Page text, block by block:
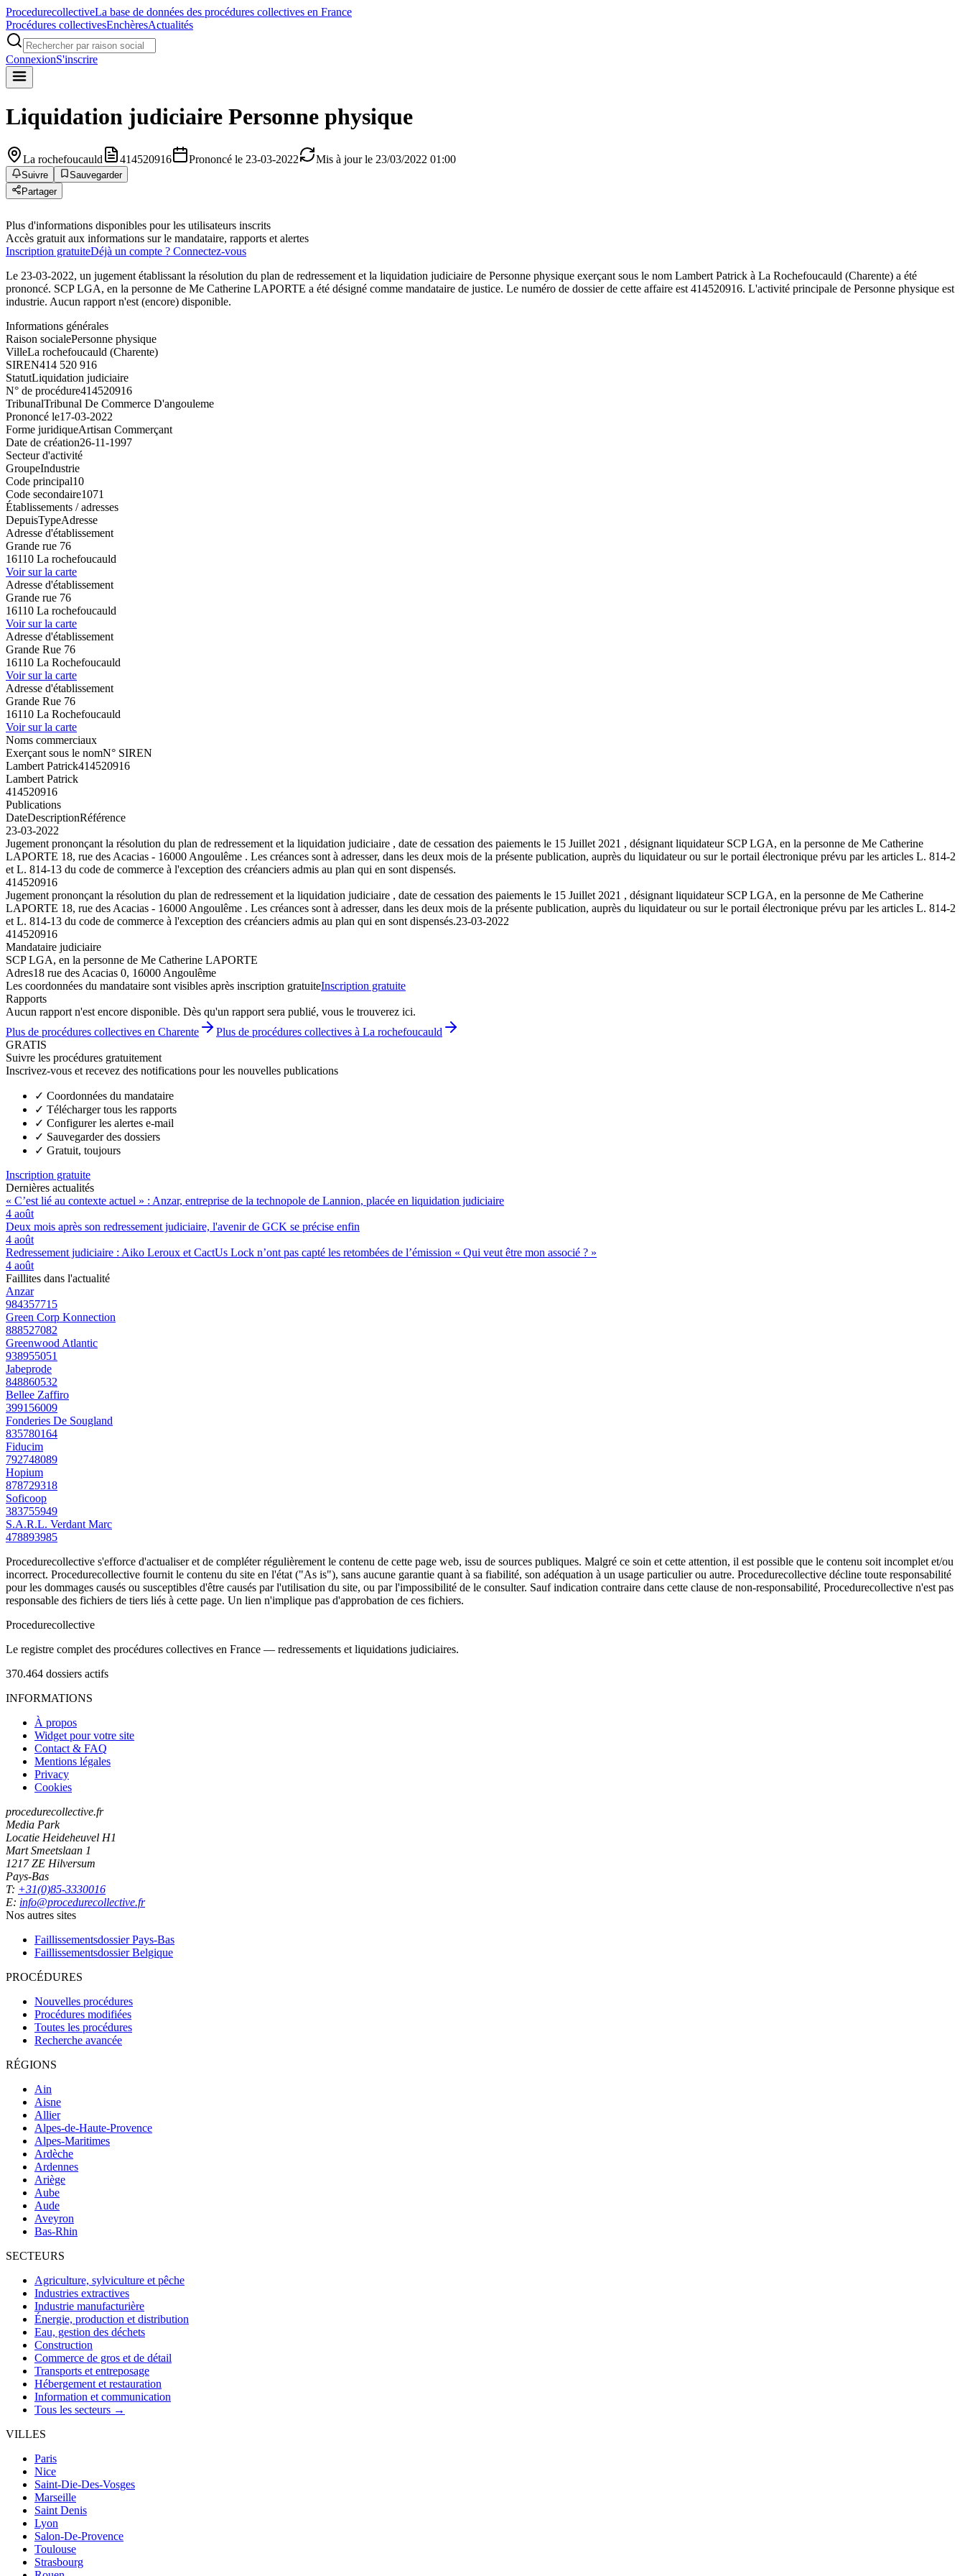
ProcedurecollectiveLa base de données des procédures collectives en France
Procédures collectivesEnchèresActualités
ConnexionS'inscrire
Liquidation judiciaire Personne physique
La rochefoucauld 414520916 Prononcé le 23-03-2022 Mis à jour le 23/03/2022 01:00
Suivre
Sauvegarder
Partager
Plus d'informations disponibles pour les utilisateurs inscrits
Accès gratuit aux informations sur le mandataire, rapports et alertes
Inscription gratuiteDéjà un compte ? Connectez-vous
Le 23-03-2022, un jugement établissant la résolution du plan de redressement et la liquidation judiciaire de Personne physique exerçant sous le nom Lambert Patrick à La Rochefoucauld (Charente) a été
prononcé. SCP LGA, en la personne de Me Catherine LAPORTE a été désigné comme mandataire de justice. Le numéro de dossier de cette affaire est 414520916. L'activité principale de Personne physique est
industrie. Aucun rapport n'est (encore) disponible.
Informations générales
Raison socialePersonne physique
VilleLa rochefoucauld (Charente)
SIREN414 520 916
StatutLiquidation judiciaire
N° de procédure414520916
TribunalTribunal De Commerce D'angouleme
Prononcé le17-03-2022
Forme juridiqueArtisan Commerçant
Date de création26-11-1997
Secteur d'activité
GroupeIndustrie
Code principal10
Code secondaire1071
Établissements / adresses
DepuisTypeAdresse
Adresse d'établissement
Grande rue 76
16110 La rochefoucauld
Voir sur la carte
Adresse d'établissement
Grande rue 76
16110 La rochefoucauld
Voir sur la carte
Adresse d'établissement
Grande Rue 76
16110 La Rochefoucauld
Voir sur la carte
Adresse d'établissement
Grande Rue 76
16110 La Rochefoucauld
Voir sur la carte
Noms commerciaux
Exerçant sous le nomN° SIREN
Lambert Patrick414520916
Lambert Patrick
414520916
Publications
DateDescriptionRéférence
23-03-2022
Jugement prononçant la résolution du plan de redressement et la liquidation judiciaire , date de cessation des paiements le 15 Juillet 2021 , désignant liquidateur SCP LGA, en la personne de Me Catherine
LAPORTE 18, rue des Acacias - 16000 Angoulême . Les créances sont à adresser, dans les deux mois de la présente publication, auprès du liquidateur ou sur le portail électronique prévu par les articles L. 814-2
et L. 814-13 du code de commerce à l'exception des créanciers admis au plan qui en sont dispensés.
414520916
Jugement prononçant la résolution du plan de redressement et la liquidation judiciaire , date de cessation des paiements le 15 Juillet 2021 , désignant liquidateur SCP LGA, en la personne de Me Catherine
LAPORTE 18, rue des Acacias - 16000 Angoulême . Les créances sont à adresser, dans les deux mois de la présente publication, auprès du liquidateur ou sur le portail électronique prévu par les articles L. 814-2
et L. 814-13 du code de commerce à l'exception des créanciers admis au plan qui en sont dispensés.23-03-2022
414520916
Mandataire judiciaire
SCP LGA, en la personne de Me Catherine LAPORTE
Adres18 rue des Acacias 0, 16000 Angoulême
Les coordonnées du mandataire sont visibles après inscription gratuiteInscription gratuite
Rapports
Aucun rapport n'est encore disponible. Dès qu'un rapport sera publié, vous le trouverez ici.
Plus de procédures collectives en Charente
Plus de procédures collectives à La rochefoucauld
GRATIS
Suivre les procédures gratuitement
Inscrivez-vous et recevez des notifications pour les nouvelles publications
✓ Coordonnées du mandataire
✓ Télécharger tous les rapports
✓ Configurer les alertes e-mail
✓ Sauvegarder des dossiers
✓ Gratuit, toujours
Inscription gratuite
Dernières actualités
« C’est lié au contexte actuel » : Anzar, entreprise de la technopole de Lannion, placée en liquidation judiciaire
4 août
Deux mois après son redressement judiciaire, l'avenir de GCK se précise enfin
4 août
Redressement judiciaire : Aiko Leroux et CactUs Lock n’ont pas capté les retombées de l’émission « Qui veut être mon associé ? »
4 août
Faillites dans l'actualité
Anzar
984357715
Green Corp Konnection
888527082
Greenwood Atlantic
938955051
Jabeprode
848860532
Bellee Zaffiro
399156009
Fonderies De Sougland
835780164
Fiducim
792748089
Hopium
878729318
Soficoop
383755949
S.A.R.L. Verdant Marc
478893985
Procedurecollective s'efforce d'actualiser et de compléter régulièrement le contenu de cette page web, issu de sources publiques. Malgré ce soin et cette attention, il est possible que le contenu soit incomplet et/ou
incorrect. Procedurecollective fournit le contenu du site en l'état ("As is"), sans aucune garantie quant à sa fiabilité, son adéquation à un usage particulier ou autre. Procedurecollective décline toute responsabilité
pour les dommages causés ou susceptibles d'être causés par l'utilisation du site, ou par l'impossibilité de le consulter. Sauf indication contraire dans cette clause de non-responsabilité, Procedurecollective n'est pas
responsable des fichiers de tiers liés à cette page. Un lien n'implique pas d'approbation de ces fichiers.
Procedurecollective
Le registre complet des procédures collectives en France — redressements et liquidations judiciaires.
370.464 dossiers actifs
INFORMATIONS
À propos
Widget pour votre site
Contact & FAQ
Mentions légales
Privacy
Cookies
procedurecollective.fr
Media Park
Locatie Heideheuvel H1
Mart Smeetslaan 1
1217 ZE Hilversum
Pays-Bas
T: +31(0)85-3330016
E: info@procedurecollective.fr
Nos autres sites
Faillissementsdossier Pays-Bas
Faillissementsdossier Belgique
PROCÉDURES
Nouvelles procédures
Procédures modifiées
Toutes les procédures
Recherche avancée
RÉGIONS
Ain
Aisne
Allier
Alpes-de-Haute-Provence
Alpes-Maritimes
Ardèche
Ardennes
Ariège
Aube
Aude
Aveyron
Bas-Rhin
SECTEURS
Agriculture, sylviculture et pêche
Industries extractives
Industrie manufacturière
Énergie, production et distribution
Eau, gestion des déchets
Construction
Commerce de gros et de détail
Transports et entreposage
Hébergement et restauration
Information et communication
Tous les secteurs →
VILLES
Paris
Nice
Saint-Die-Des-Vosges
Marseille
Saint Denis
Lyon
Salon-De-Provence
Toulouse
Strasbourg